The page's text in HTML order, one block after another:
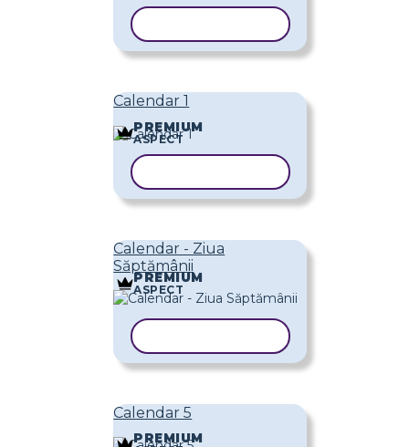
Calendar 1
PREMIUM
ASPECT
Calendar - Ziua
Săptămânii
PREMIUM
ASPECT
Calendar 5
PREMIUM